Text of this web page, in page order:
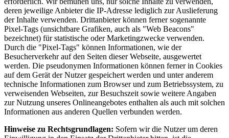
deren jeweilige Anbieter die IP-Adresse lediglich zur Auslieferung
der Inhalte verwenden. Drittanbieter können ferner sogenannte
Pixel-Tags (unsichtbare Grafiken, auch als "Web Beacons"
bezeichnet) für statistische oder Marketingzwecke verwenden.
Durch die "Pixel-Tags" können Informationen, wie der
Besucherverkehr auf den Seiten dieser Webseite, ausgewertet
werden. Die pseudonymen Informationen können ferner in Cookies
auf dem Gerät der Nutzer gespeichert werden und unter anderem
technische Informationen zum Browser und zum Betriebssystem, zu
verweisenden Webseiten, zur Besuchszeit sowie weitere Angaben
zur Nutzung unseres Onlineangebotes enthalten als auch mit solchen
Informationen aus anderen Quellen verbunden werden.
Hinweise zu Rechtsgrundlagen: Sofern wir die Nutzer um deren